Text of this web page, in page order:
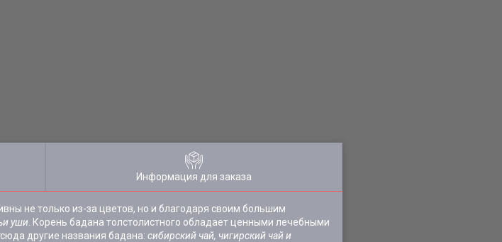
Информация для заказа
не только из-за цветов, но и благодаря своим большим
уши . Корень бадана толстолистного обладает ценными лечебными
другие названия бадана: сибирский чай, чигирский чай и